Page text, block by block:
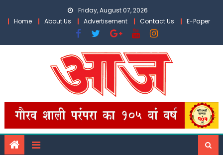
Friday, August 07, 2026
Home
About Us Advertisement Contact Us E-Paper